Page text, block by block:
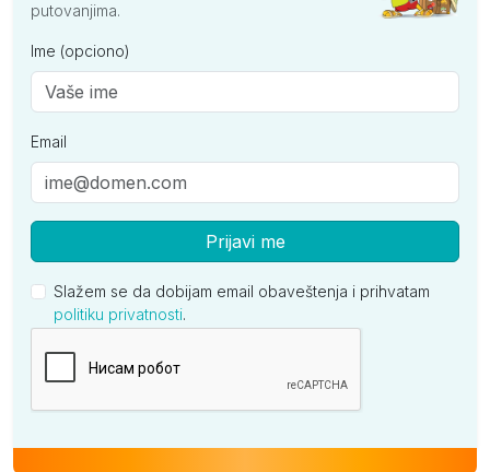
putovanjima.
Ime (opciono)
Email
Prijavi me
Slažem se da dobijam email obaveštenja i prihvatam
politiku privatnosti.